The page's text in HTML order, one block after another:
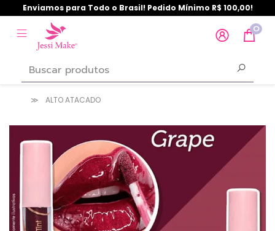
Enviamos para Todo o Brasil! Pedido Mínimo R$ 100,00!
0
ALTO ATACADO